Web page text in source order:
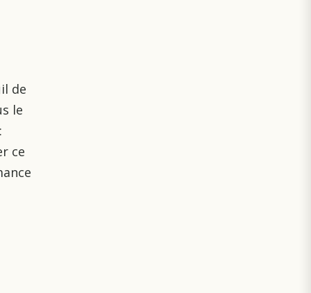
de
le
ce